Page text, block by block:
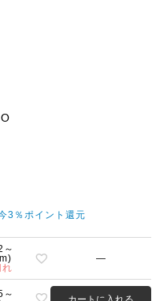
3％ポイント還元
れ
—